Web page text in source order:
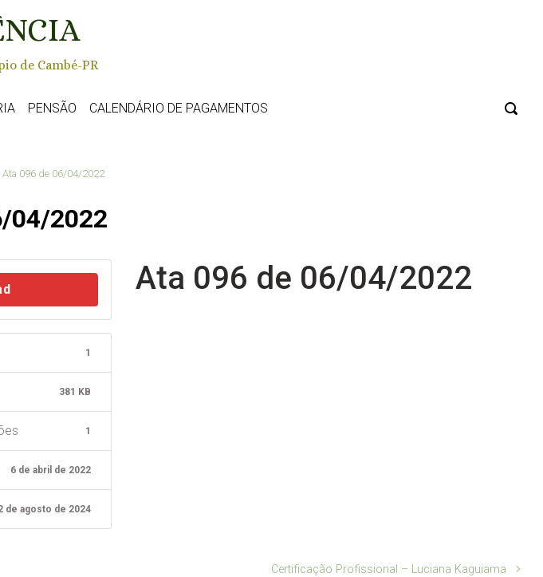
de Cambé-PR
PENSÃO CALENDÁRIO DE PAGAMENTOS
Ata 096 de 06/04/2022
04/2022
1
381 KB
1
6 de abril de 2022
de agosto de 2024
Ata 096 de 06/04/2022
Certificação Profissional – Luciana Kaguiama